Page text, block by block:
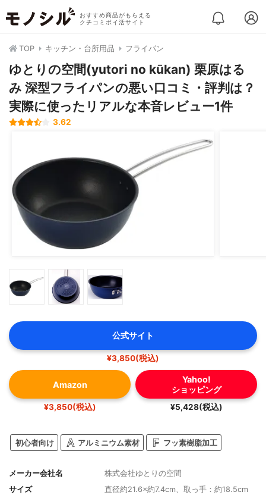
おすすめ商品がもらえる
クチコミポイ活サイト
TOP キッチン・台所用品 フライパン
ゆとりの空間(yutori no kūkan) 栗原はる
み 深型フライパンの悪い口コミ・評判は？
実際に使ったリアルな本音レビュー1件
3.62
公式サイト
¥3,850(税込)
Amazon
¥3,850(税込)
Yahoo!
ショッピング
¥5,428(税込)
初心者向け アルミニウム素材 フッ素樹脂加工
メーカー会社名
株式会社ゆとりの空間
サイズ
直径約21.6×約7.4cm、取っ手：約18.5cm